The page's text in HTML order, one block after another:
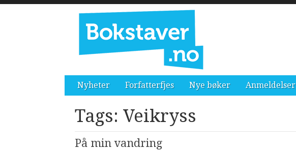
Nyheter Forfatterfjes Nye bøker Anmeldelser
Tags: Veikryss
På min vandring